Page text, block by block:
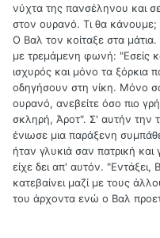
νύχτα της πανσέληνου και
στον ουρανό. Τι θα
Ο Βαλ τον κοίταξε στα
με τρεμάμενη φωνή: "Εσείς
ισχυρός και μόνο τα ξόρκια
οδηγήσουν στη νίκη. Μόνο
ουρανό, ανεβείτε όσο πιο
σκληρή, Άροτ". Σ' αυτήν την
ένιωσε μια παράξενη
ήταν γλυκιά σαν πατρική
είχε δει απ' αυτόν.
κατεβαίνει μαζί με τους
του άρχοντα ενώ ο Βαλ